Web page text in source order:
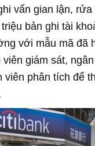
vấn gian lận,
bản ghi tài
với mẫu mã đã
viên giám sát,
viên phân tích để